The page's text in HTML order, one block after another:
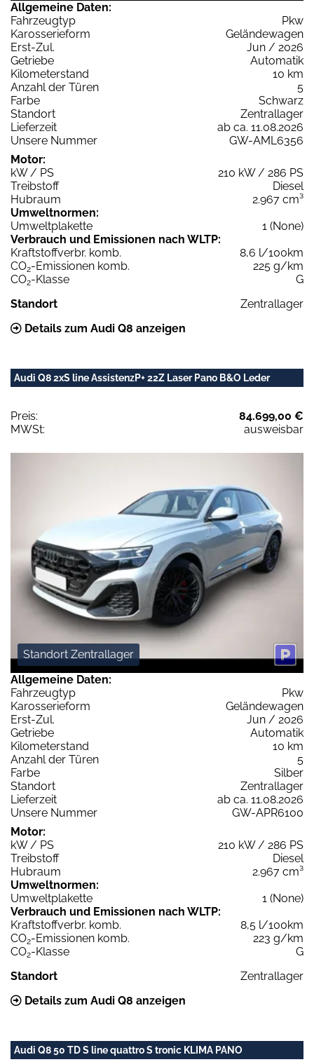
Allgemeine Daten:
Fahrzeugtyp
Pkw
Karosserieform
Geländewagen
Erst-Zul.
Jun / 2026
Getriebe
Automatik
Kilometerstand
10 km
Anzahl der Türen
5
Farbe
Schwarz
Standort
Zentrallager
Lieferzeit
ab ca. 11.08.2026
Unsere Nummer
GW-AML6356
Motor:
kW / PS
210 kW / 286 PS
Treibstoff
Diesel
Hubraum
2.967 cm³
Umweltnormen:
Umweltplakette
1 (None)
Verbrauch und Emissionen nach WLTP:
Kraftstoffverbr. komb.
8,6 l/100km
CO2-Emissionen komb.
225 g/km
CO2-Klasse
G
Standort
Zentrallager
Details zum Audi Q8 anzeigen
Audi Q8 2xS line AssistenzP+ 22Z Laser Pano B&O Leder
Preis:
84.699,00 €
MWSt:
ausweisbar
Standort Zentrallager
Allgemeine Daten:
Fahrzeugtyp
Pkw
Karosserieform
Geländewagen
Erst-Zul.
Jun / 2026
Getriebe
Automatik
Kilometerstand
10 km
Anzahl der Türen
5
Farbe
Silber
Standort
Zentrallager
Lieferzeit
ab ca. 11.08.2026
Unsere Nummer
GW-APR6100
Motor:
kW / PS
210 kW / 286 PS
Treibstoff
Diesel
Hubraum
2.967 cm³
Umweltnormen:
Umweltplakette
1 (None)
Verbrauch und Emissionen nach WLTP:
Kraftstoffverbr. komb.
8,5 l/100km
CO2-Emissionen komb.
223 g/km
CO2-Klasse
G
Standort
Zentrallager
Details zum Audi Q8 anzeigen
Audi Q8 50 TD S line quattro S tronic KLIMA PANO